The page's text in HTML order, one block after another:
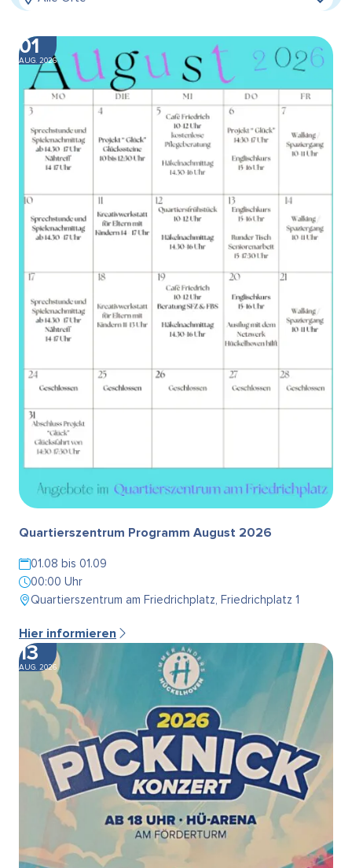
01
AUG. 2026
Quartierszentrum Programm August 2026
01.08 bis 01.09
00:00 Uhr
Quartierszentrum am Friedrichplatz, Friedrichplatz 1
Hier informieren
13
AUG. 2026